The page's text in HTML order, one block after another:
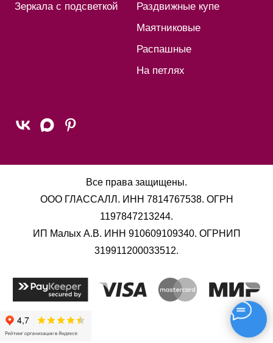
Зеркала с подсветкой
Раздвижные купе
Маятниковые
Распашные
На петлях
Все права защищены.
ООО ГЛАССАЛЛ. ИНН 7814767538. ОГРН
1197847213244.
ИП Малых А.В. ИНН 910609109340. ОГРНИП
319911200033512.